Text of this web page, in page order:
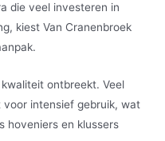
die veel investeren in
kiest Van Cranenbroek
ontbreekt. Veel
voor intensief gebruik, wat
hoveniers en klussers